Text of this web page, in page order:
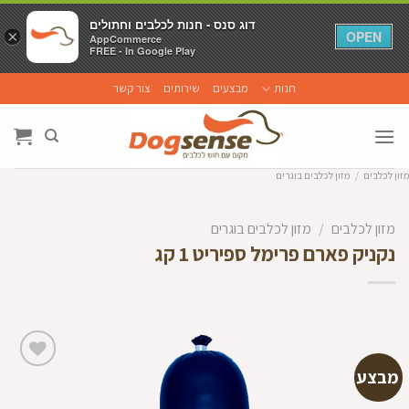
to
content
חנות מבצעים שירותים צור קשר
מזון לכלבים / מזון לכלבים בוגרים
מזון לכלבים / מזון לכלבים בוגרים
‏נקניק פארם פרימל ספיריט 1 קג
מבצע
×
דוג סנס - חנות לכלבים וחתולים
AppCommerce
FREE - In Google Play
OPEN
×
דוג סנס - חנות לכלבים וחתולים
AppCommerce
FREE - In Google Play
OPEN